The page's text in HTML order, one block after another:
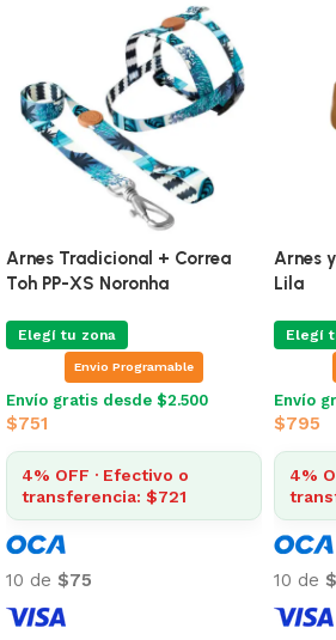
Arnes Tradicional + Correa
Toh PP-XS Noronha
Elegí tu zona
Envio Programable
Envío gratis desde $2.500
$751
4% OFF · Efectivo o
transferencia: $721
10 de $75
Arnes
Lila
Elegí
Envío
$795
4%
10 de